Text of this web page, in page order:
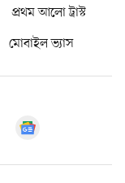
প্রথম আলো ট্রাস্ট
মোবাইল ভ্যাস